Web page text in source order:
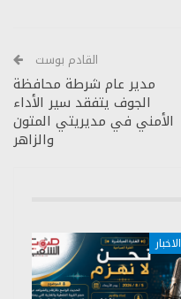
القادم بوست
مدير عام شرطة محافظة
الجوف يتفقد سير الأداء
الأمني في مديريتي المتون
والزاهر
الاخبار